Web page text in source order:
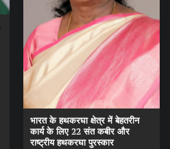
भारत के हथकरघा क्षेत्र में बेहतरीन
कार्य के लिए 22 संत कबीर और
राष्ट्रीय हथकरघा पुरस्कार